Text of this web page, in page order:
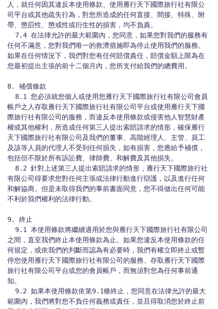
人，就任何因其違反本使用條款、使用雁行天下國際旅行社有限公
司平台或其他疏失行為，對您所造成的任何直接、間接、特殊、附
帶、懲罰性、懲戒性或衍生性的損害，均不負責。
任何不滿意，您對我們唯一的救濟措施即為停止使用我們的服務。
如果在任何情況下，我們對您有任何賠償責任，賠償金額上限為在
您最初提出主張的前十二個月內，您所支付給我們的總費用。
8. 補償條款
帳戶之人存取雁行天下國際旅行社有限公司平台或使用雁行天下國
際旅行社有限公司的服務，而違反本使用條款或侵害他人智慧財產
權或其他權利，所造成任何第三人提出索賠請求的情形，確保雁行
天下國際旅行社有限公司及我們的董事、高階經理人、主管、員工
及該等人員的代理人不受到任何損失，如有損害，您應給予補償，
包括但不限於所有訴訟費、律師費、和解費及其他損失。
有限公司得要求您對任何主張或法律行動進行辯護，以及進行任何
和解協商。但是未取得我們的事前書面同意，您不得做出任何可能
不利於我們權利的法律行動。
9. 終止
之間，直至我們終止本使用條款為止。如果您違反本使用條款的任
何規定，或依我們的判斷而認為有必要時，我們有權立即終止或暫
停您使用雁行天下國際旅行社有限公司的服務、存取雁行天下國際
旅行社有限公司平台或您的會員帳戶，而無須對您為任何事前通
知。
範圍內，我們將對您不負任何義務或責任，並且得取消您於終止前